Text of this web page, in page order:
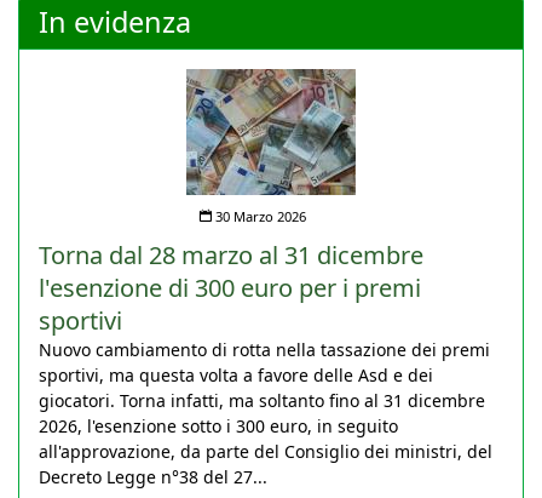
In evidenza
30 Marzo 2026
Torna dal 28 marzo al 31 dicembre
l'esenzione di 300 euro per i premi
sportivi
Nuovo cambiamento di rotta nella tassazione dei premi
sportivi, ma questa volta a favore delle Asd e dei
giocatori. Torna infatti, ma soltanto fino al 31 dicembre
2026, l'esenzione sotto i 300 euro, in seguito
all'approvazione, da parte del Consiglio dei ministri, del
Decreto Legge n°38 del 27...